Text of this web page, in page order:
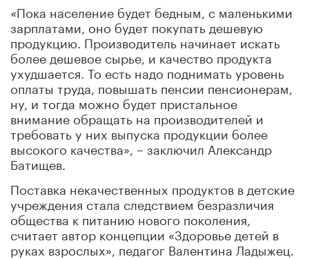
«Пока население будет бедным, с маленькими
зарплатами, оно будет покупать дешевую
продукцию. Производитель начинает искать
более дешевое сырье, и качество продукта
ухудшается. То есть надо поднимать уровень
оплаты труда, повышать пенсии пенсионерам,
ну, и тогда можно будет пристальное
внимание обращать на производителей и
требовать у них выпуска продукции более
высокого качества», – заключил Александр
Батищев.
Поставка некачественных продуктов в детские
учреждения стала следствием безразличия
общества к питанию нового поколения,
считает автор концепции «Здоровье детей в
руках взрослых», педагог Валентина Ладыжец.